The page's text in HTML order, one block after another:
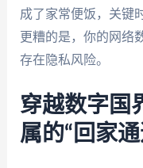
成了家常便饭，关键
更糟的是，你的网络
存在隐私风险。
穿越数字国
属的“回家通